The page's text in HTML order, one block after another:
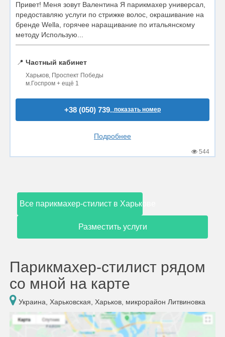
Привет! Меня зовут Валентина Я парикмахер универсал,
предоставляю услуги по стрижке волос, окрашивание на
бренде Wella, горячее наращивание по итальянскому
методу Использую...
📍 Частный кабинет
Харьков, Проспект Победы
м.Госпром + ещё 1
+38 (050) 739..показать номер
Подробнее
544
Все парикмахер-стилист в Харькове
Разместить услуги
Парикмахер-стилист рядом
со мной на карте
Украина, Харьковская, Харьков, микрорайон Литвиновка